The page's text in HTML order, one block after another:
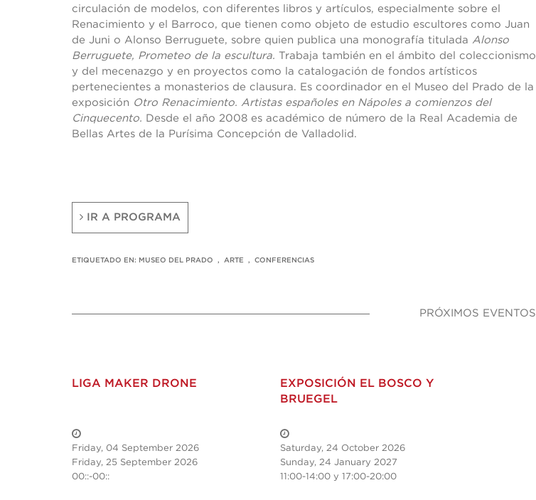
circulación de modelos, con diferentes libros y artículos, especialmente sobre el
Renacimiento y el Barroco, que tienen como objeto de estudio escultores como Juan
de Juni o Alonso Berruguete, sobre quien publica una monografía titulada Alonso
Berruguete, Prometeo de la escultura. Trabaja también en el ámbito del coleccionismo
y del mecenazgo y en proyectos como la catalogación de fondos artísticos
pertenecientes a monasterios de clausura. Es coordinador en el Museo del Prado de la
exposición Otro Renacimiento. Artistas españoles en Nápoles a comienzos del
Cinquecento. Desde el año 2008 es académico de número de la Real Academia de
Bellas Artes de la Purísima Concepción de Valladolid.
IR A PROGRAMA
ETIQUETADO EN: MUSEO DEL PRADO , ARTE , CONFERENCIAS
PRÓXIMOS EVENTOS
LIGA MAKER DRONE
EXPOSICIÓN EL BOSCO Y
BRUEGEL
Friday, 04 September 2026
Friday, 25 September 2026
00::-00::
Saturday, 24 October 2026
Sunday, 24 January 2027
11:00-14:00 y 17:00-20:00